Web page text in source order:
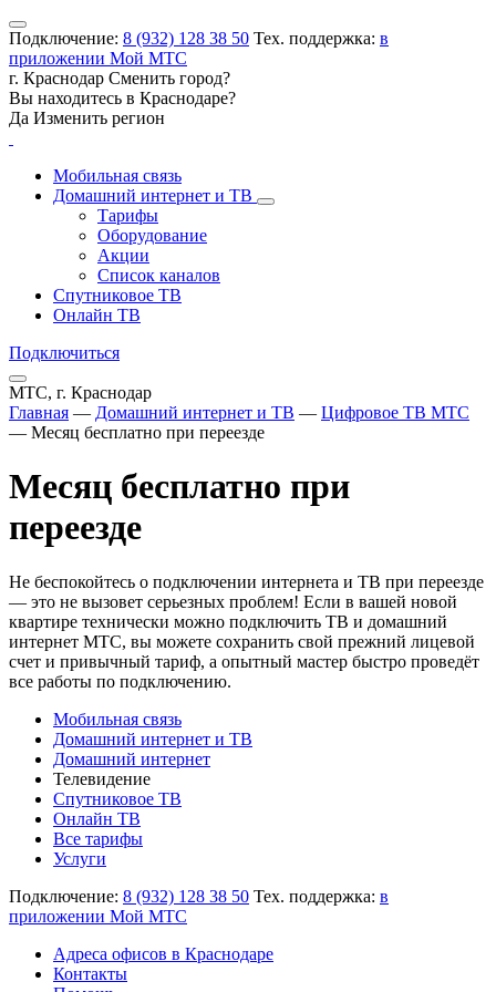
Подключение: 8 (932) 128 38 50 Тех. поддержка: в
приложении Мой МТС
г. Краснодар Сменить город?
Вы находитесь в Краснодаре?
Да Изменить регион
Мобильная связь
Домашний интернет и ТВ
Тарифы
Оборудование
Акции
Список каналов
Спутниковое ТВ
Онлайн ТВ
Подключиться
МТС, г. Краснодар
Главная — Домашний интернет и ТВ — Цифровое ТВ МТС
— Месяц бесплатно при переезде
Месяц бесплатно при
переезде
Не беспокойтесь о подключении интернета и ТВ при переезде
— это не вызовет серьезных проблем! Если в вашей новой
квартире технически можно подключить ТВ и домашний
интернет МТС, вы можете сохранить свой прежний лицевой
счет и привычный тариф, а опытный мастер быстро проведёт
все работы по подключению.
Мобильная связь
Домашний интернет и ТВ
Домашний интернет
Телевидение
Спутниковое ТВ
Онлайн ТВ
Все тарифы
Услуги
Подключение: 8 (932) 128 38 50 Тех. поддержка: в
приложении Мой МТС
Адреса офисов в Краснодаре
Контакты